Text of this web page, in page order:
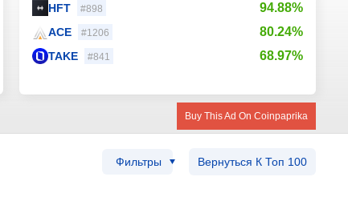
HFT #898 94.88%
ACE #1206 80.24%
TAKE #841 68.97%
Buy This Ad On Coinpaprika
Фильтры Вернуться К Топ 100